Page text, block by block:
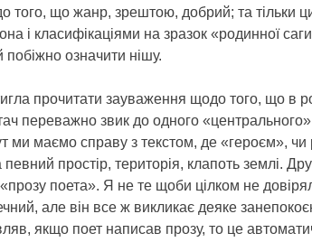
того, що жанр, зрештою, добрий; та тільки
і класифікаціями на зразок «родинної
означити нішу.
прочитати зауваження щодо того, що в
переважно звик до одного
ми маємо справу з текстом, де «героєм»,
простір, територія, клапоть землі.
поета». Я не те щоби цілком не
але він все ж викликає деяке
якщо поет написав прозу, то це